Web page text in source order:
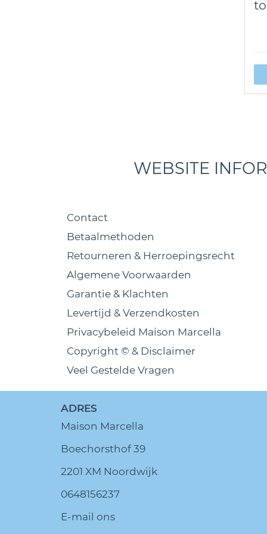
WEBSITE
Contact
Betaalmethoden
Retourneren & Herroepingsrecht
Algemene Voorwaarden
Garantie & Klachten
Levertijd & Verzendkosten
Privacybeleid Maison Marcella
Copyright © & Disclaimer
Veel Gestelde Vragen
ADRES
Maison Marcella
Boechorsthof 39
2201 XM Noordwijk
0648156237
E-mail ons